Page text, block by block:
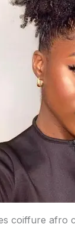
coiffure afro